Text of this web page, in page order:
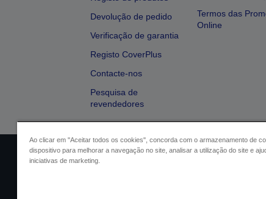
Devolução de pedido
Verificação de garantia
Registo CoverPlus
Contacte-nos
Pesquisa de
revendedores
Termos das
Online
Identificação do vendedor
Ao clicar em "Aceitar todos os cookies", concorda com o armazenamento de
dispositivo para melhorar a navegação no site, analisar a utilização do site e
iniciativas de marketing.